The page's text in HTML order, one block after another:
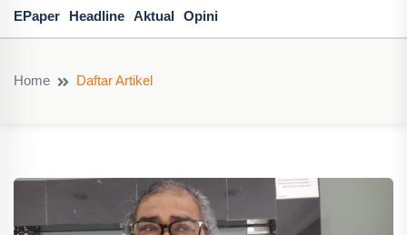
EPaper Headline Aktual Opini
Home Daftar Artikel